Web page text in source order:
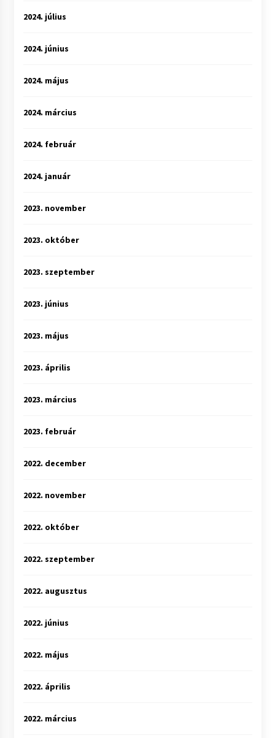
2024. július
2024. június
2024. május
2024. március
2024. február
2024. január
2023. november
2023. október
2023. szeptember
2023. június
2023. május
2023. április
2023. március
2023. február
2022. december
2022. november
2022. október
2022. szeptember
2022. augusztus
2022. június
2022. május
2022. április
2022. március